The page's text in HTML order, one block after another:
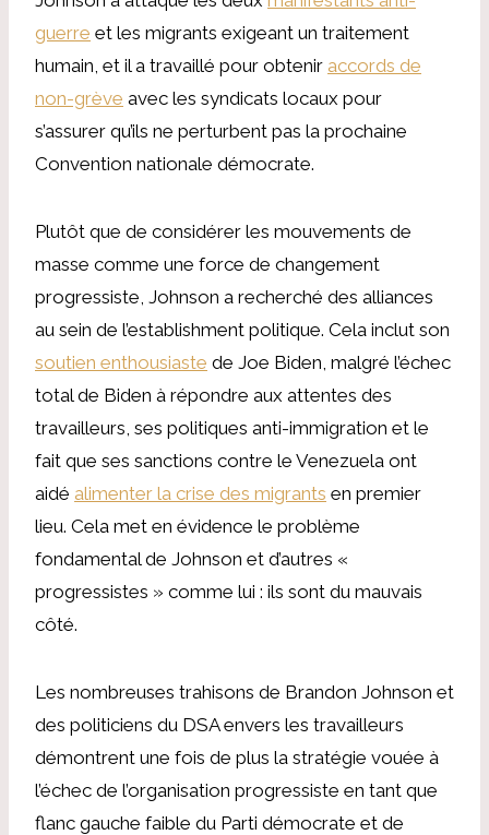
guerre et les migrants exigeant un traitement
humain, et il a travaillé pour obtenir accords de
non-grève avec les syndicats locaux pour
s’assurer qu’ils ne perturbent pas la prochaine
Convention nationale démocrate.
Plutôt que de considérer les mouvements de
masse comme une force de changement
progressiste, Johnson a recherché des alliances
au sein de l’establishment politique. Cela inclut son
soutien enthousiaste de Joe Biden, malgré l’échec
total de Biden à répondre aux attentes des
travailleurs, ses politiques anti-immigration et le
fait que ses sanctions contre le Venezuela ont
aidé alimenter la crise des migrants en premier
lieu. Cela met en évidence le problème
fondamental de Johnson et d’autres «
progressistes » comme lui : ils sont du mauvais
côté.
Les nombreuses trahisons de Brandon Johnson et
des politiciens du DSA envers les travailleurs
démontrent une fois de plus la stratégie vouée à
l’échec de l’organisation progressiste en tant que
flanc gauche faible du Parti démocrate et de